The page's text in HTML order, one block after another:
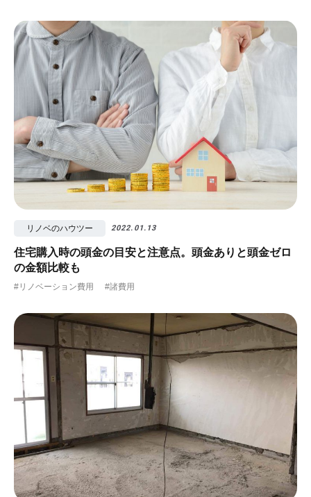
リノベのハウツー 2022.01.13
住宅購入時の頭金の目安と注意点。頭金ありと頭金ゼロ
の金額比較も
#リノベーション費用 #諸費用